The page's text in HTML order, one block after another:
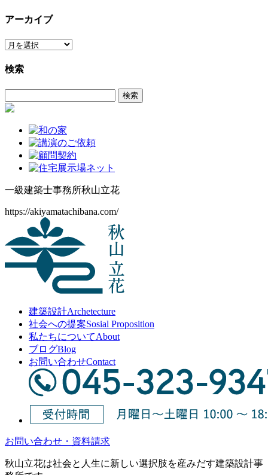
アーカイブ
ア
カ
検索
索:
一級建築士事務所秋山立花
https://akiyamatachibana.com/
建築設計Archetecture
社会への提案Sosial Proposition
私たちについてAbout
ブログBlog
お問い合わせContact
お問い合わせ・資料請求
秋山立花は社会と人生に新しい選択肢を産みだす建築設計事